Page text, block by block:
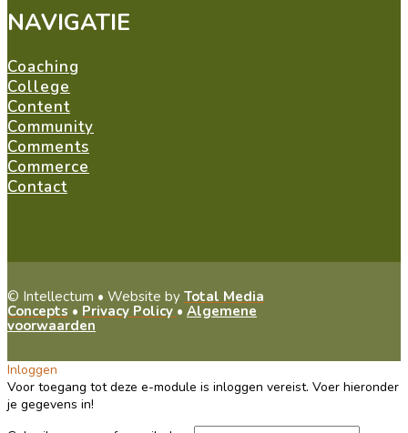
NAVIGATIE
Coaching
College
Content
Community
Comments
Commerce
Contact
© Intellectum • Website by Total Media
Concepts • Privacy Policy • Algemene
voorwaarden
Inloggen
Voor toegang tot deze e-module is inloggen vereist. Voer hieronder
je gegevens in!